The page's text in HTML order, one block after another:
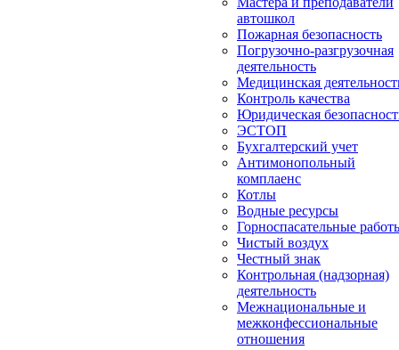
автошкол
Пожарная безопасность
Погрузочно-разгрузочная
деятельность
Медицинская
Контроль качества
Юридическая
ЭСТОП
Бухгалтерский учет
Антимонопольный
комплаенс
Котлы
Водные ресурсы
Горноспасательные
Чистый воздух
Честный знак
Контрольная (надзорная)
деятельность
Межнациональные и
межконфессиональные
отношения